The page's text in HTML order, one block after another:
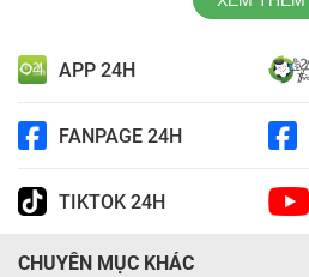
APP 24H
FANPAGE 24H
TIKTOK 24H
CHUYÊN MỤC KHÁC